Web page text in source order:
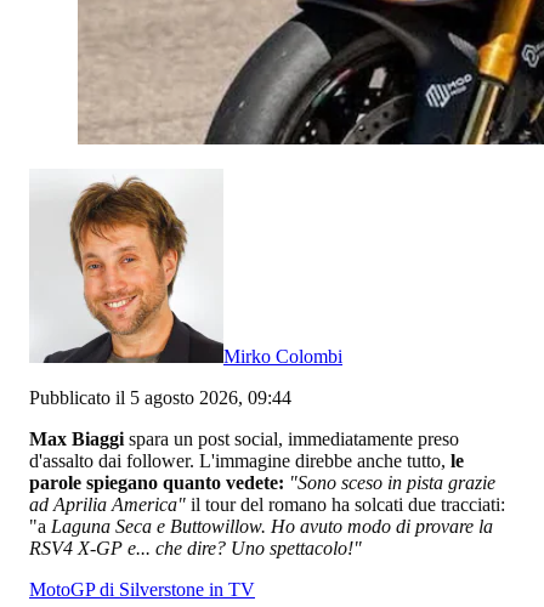
Mirko Colombi
Pubblicato il 5 agosto 2026, 09:44
Max Biaggi spara un post social, immediatamente preso
d'assalto dai follower. L'immagine direbbe anche tutto, le
parole spiegano quanto vedete: "Sono sceso in pista grazie
ad Aprilia America" il tour del romano ha solcati due tracciati:
"a Laguna Seca e Buttowillow. Ho avuto modo di provare la
RSV4 X-GP e... che dire? Uno spettacolo!"
MotoGP di Silverstone in TV